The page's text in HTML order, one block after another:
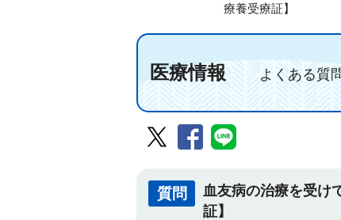
療養受療証】
医療情報 よくある質
質問
血友病の治療を受け
証】